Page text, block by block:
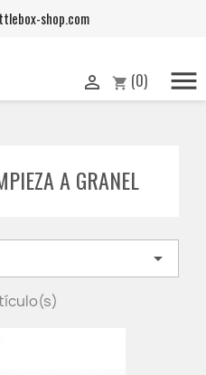
shop.com
 shopping_cart (0) 
A GRANEL
